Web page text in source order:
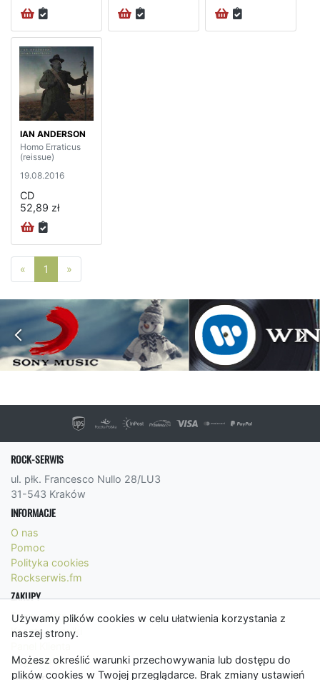
Używamy plików cookies w celu ułatwienia korzystania z
naszej strony.
Możesz określić warunki przechowywania lub dostępu do
plików cookies w Twojej przeglądarce. Brak zmiany ustawień
IAN ANDERSON
Homo Erraticus
(reissue)
19.08.2016
CD
52,89 zł
« Poprzednia strona
1 »
ROCK-SERWIS
ul. płk. Francesco Nullo 28/LU3
31-543 Kraków
INFORMACJE
O nas
Pomoc
Polityka cookies
Rockserwis.fm
ZAKUPY
Formy płatności
Koszty wysyłki
Regulamin